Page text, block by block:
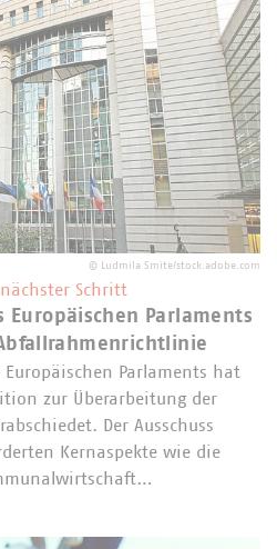
© Ludmila Smite/stock.adobe.com
Schritt
Europäischen Parlaments
Europäischen Parlaments hat
zur Überarbeitung der
Der Ausschuss
Kernaspekte wie die